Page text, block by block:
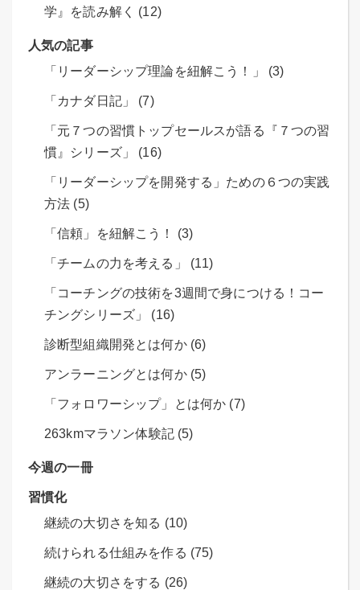
学』を読み解く (12)
人気の記事
「リーダーシップ理論を紐解こう！」 (3)
「カナダ日記」 (7)
「元７つの習慣トップセールスが語る『７つの習
慣』シリーズ」 (16)
「リーダーシップを開発する」ための６つの実践
方法 (5)
「信頼」を紐解こう！ (3)
「チームの力を考える」 (11)
「コーチングの技術を3週間で身につける！コー
チングシリーズ」 (16)
診断型組織開発とは何か (6)
アンラーニングとは何か (5)
「フォロワーシップ」とは何か (7)
263kmマラソン体験記 (5)
今週の一冊
習慣化
継続の大切さを知る (10)
続けられる仕組みを作る (75)
継続の大切さをする (26)